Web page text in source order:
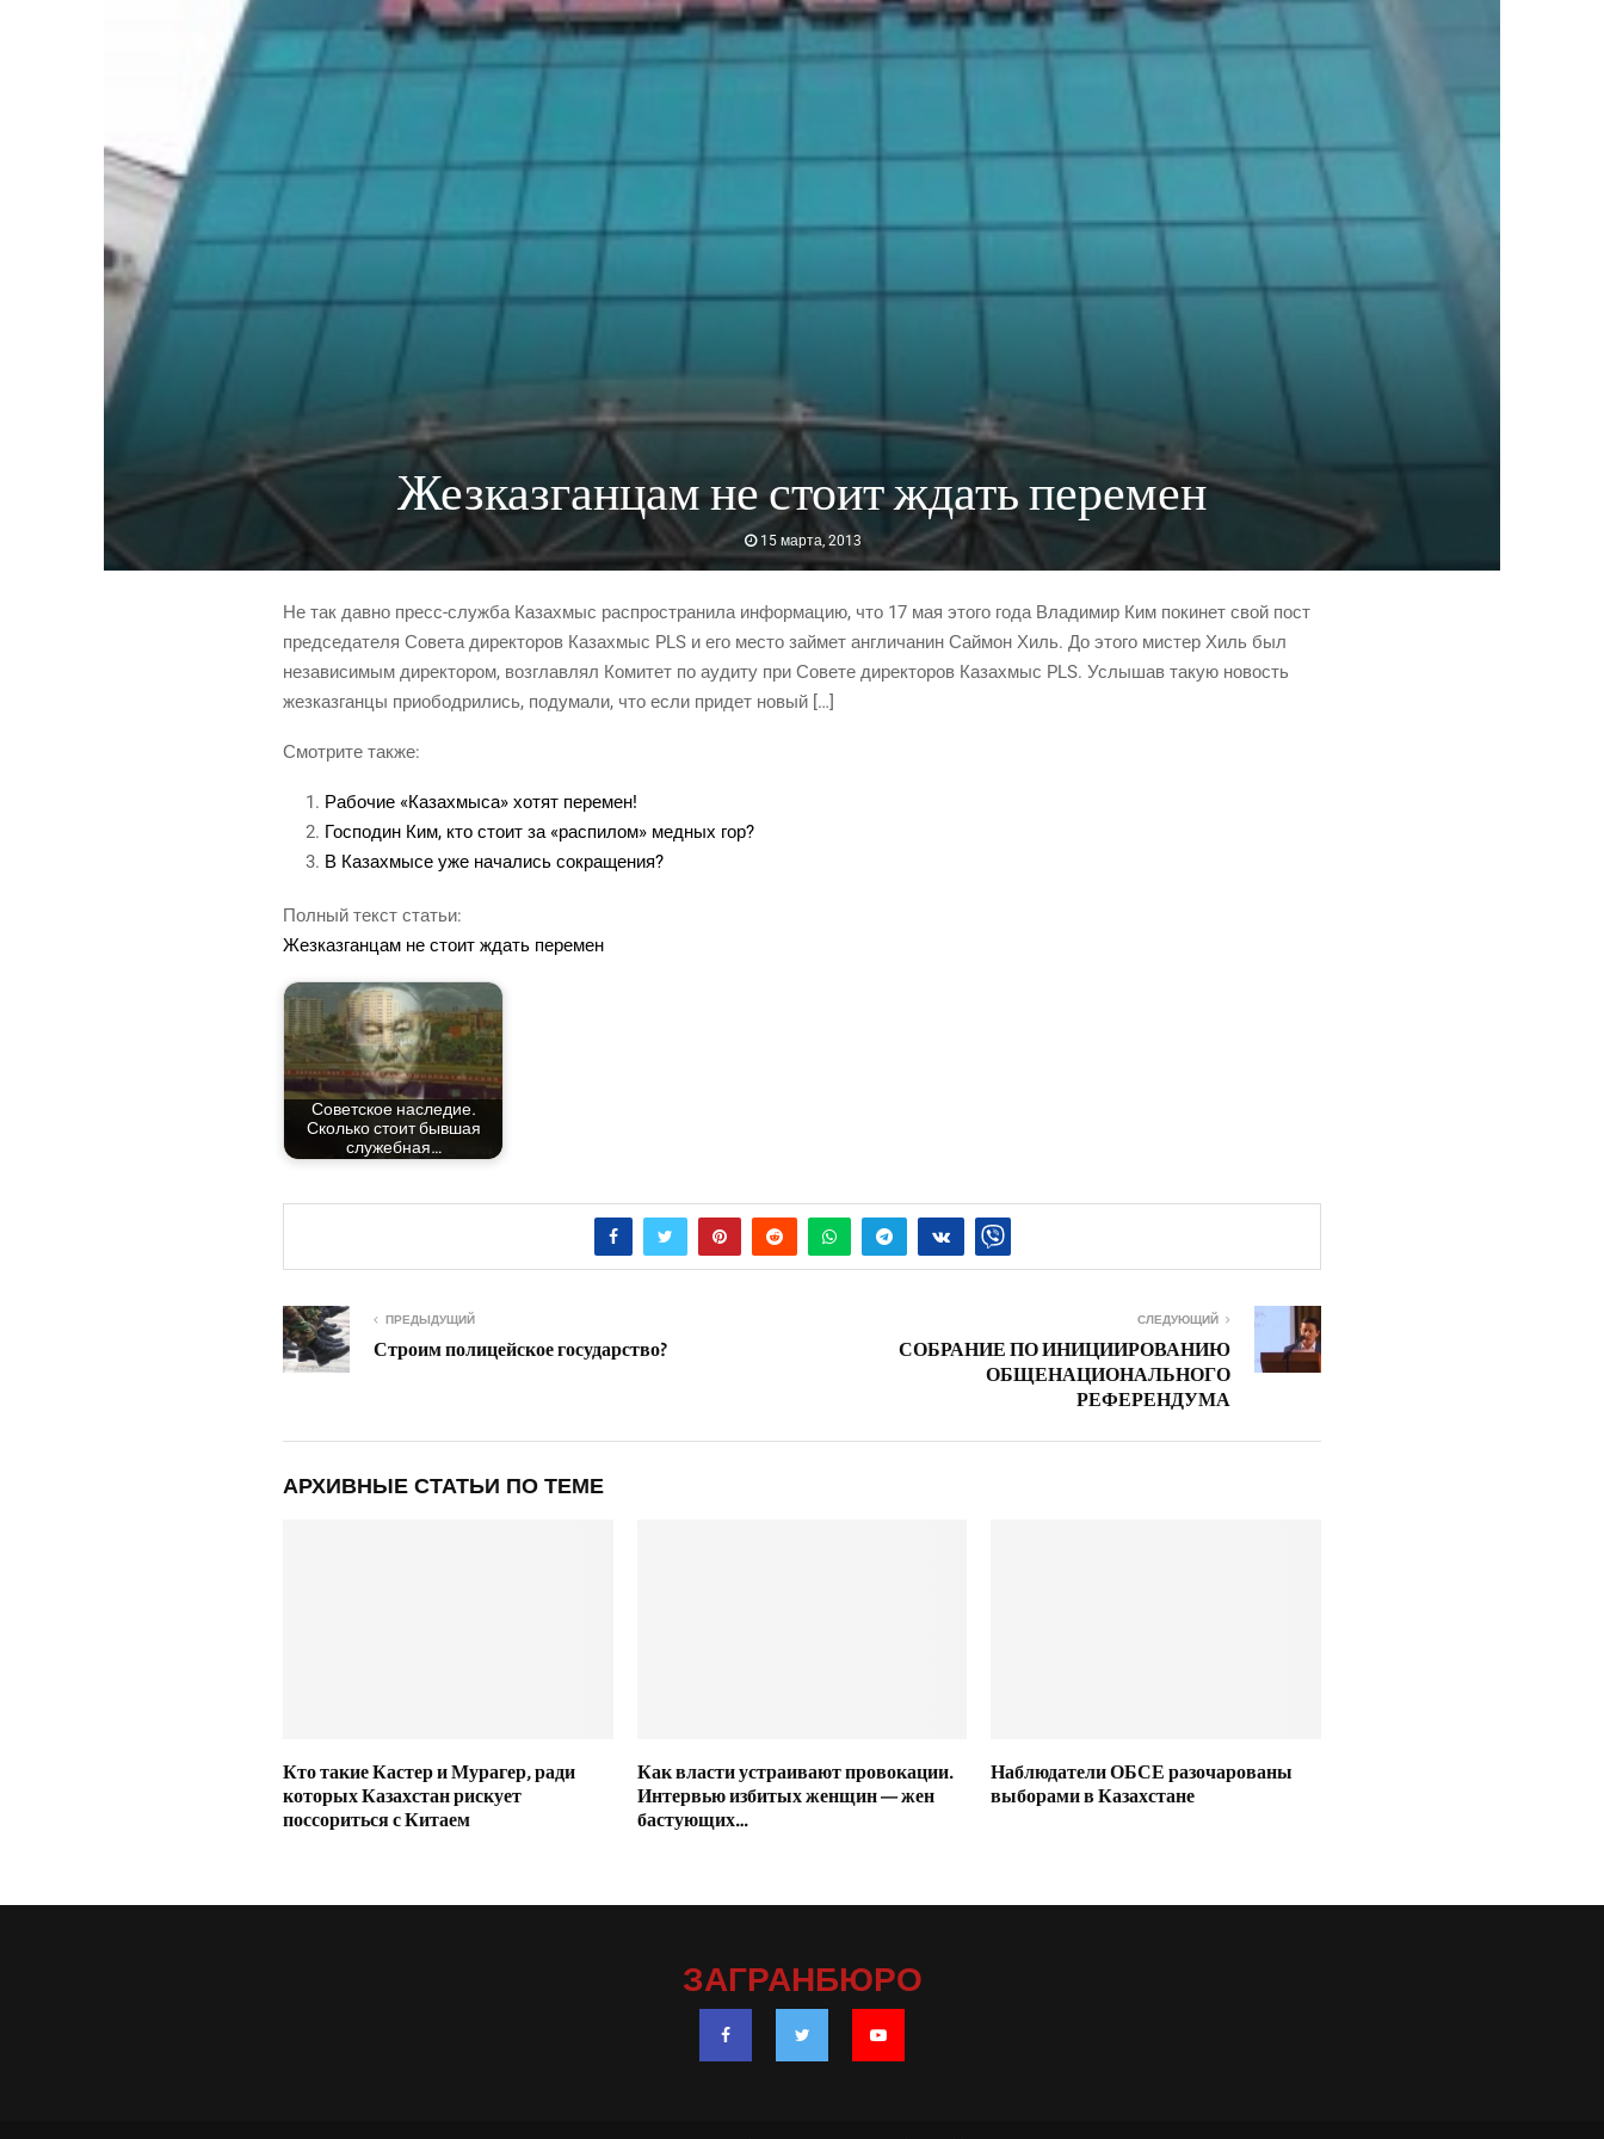
Жезказганцам не стоит ждать перемен
15 марта, 2013
Не так дав­но пресс-служ­ба Каза­хмыс рас­про­стра­ни­ла инфор­ма­цию, что 17 мая это­го года Вла­ди­мир Ким поки­нет свой пост
пред­се­да­те­ля Сове­та дирек­то­ров Каза­хмыс PLS и его место зай­мет англи­ча­нин Сай­мон Хиль. До это­го мистер Хиль был
неза­ви­си­мым дирек­то­ром, воз­глав­лял Коми­тет по ауди­ту при Сове­те дирек­то­ров Каза­хмыс PLS. Услы­шав такую новость
жез­каз­ган­цы при­обод­ри­лись, поду­ма­ли, что если при­дет новый […]
Смот­ри­те также:
Рабо­чие «Каза­хмы­са» хотят перемен!
Гос­по­дин Ким, кто сто­ит за «рас­пи­лом» мед­ных гор?
В Каза­хмы­се уже нача­лись сокращения?
Пол­ный текст статьи:
Жез­каз­ган­цам не сто­ит ждать перемен
Совет­ское насле­дие.
Сколь­ко сто­ит быв­шая
служебная…
ПРЕДЫДУЩИЙ
Строим полицейское государство?
СЛЕДУЮЩИЙ
СОБРАНИЕ ПО ИНИЦИИРОВАНИЮ
ОБЩЕНАЦИОНАЛЬНОГО
РЕФЕРЕНДУМА
АРХИВНЫЕ СТАТЬИ ПО ТЕМЕ
Кто такие Кастер и Мурагер, ради
которых Казахстан рискует
поссориться с Китаем
Как власти устраивают провокации.
Интервью избитых женщин — жен
бастующих…
Наблюдатели ОБСЕ разочарованы
выборами в Казахстане
ЗАГРАНБЮРО